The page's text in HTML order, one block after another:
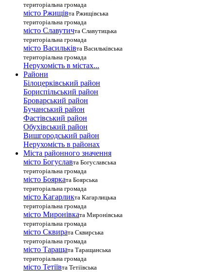
територіальна громада
місто Ржищівта Ржищівська
територіальна громада
місто Славутичта Славутицька
територіальна громада
місто Василькiвта Васильківська
територіальна громада
Нерухомість в містах...
Райони
Білоцерківський район
Бориспільський район
Броварський район
Бучанський район
Фастівський район
Обухівський район
Вишгородський район
Нерухомість в районах
Міста районного значення
місто Богуславта Богуславська
територіальна громада
місто Боярката Боярська
територіальна громада
місто Кагарликта Кагарлицька
територіальна громада
місто Миронівката Миронівська
територіальна громада
місто Сквирата Сквирська
територіальна громада
місто Таращата Таращанська
територіальна громада
місто Тетіївта Тетіївська